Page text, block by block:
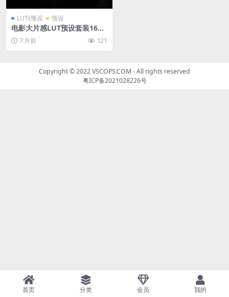
LUTs预设 预设
电影大片感LUT预设套装16款
Blockbuster V2风格 饱和动
态色调PR/达芬奇/FCPX/LR通
7 月前 121
Copyright © 2022VSCOPS.COM - All rights reserved
粤ICP备2021028226号
首页 分类 会员 我的